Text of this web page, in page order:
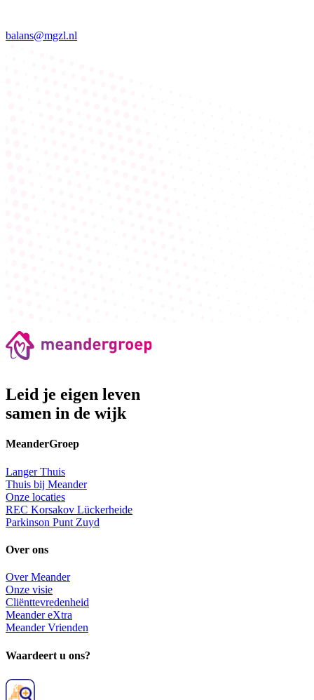
balans@mgzl.nl
Leid je eigen leven
samen in de wijk
MeanderGroep
Langer Thuis
Thuis bij Meander
Onze locaties
REC Korsakov Lückerheide
Parkinson Punt Zuyd
Over ons
Over Meander
Onze visie
Cliënttevredenheid
Meander eXtra
Meander Vrienden
Waardeert u ons?